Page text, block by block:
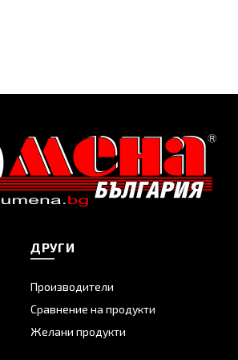
ДРУГИ
Производители
Сравнение на продукти
Желани продукти